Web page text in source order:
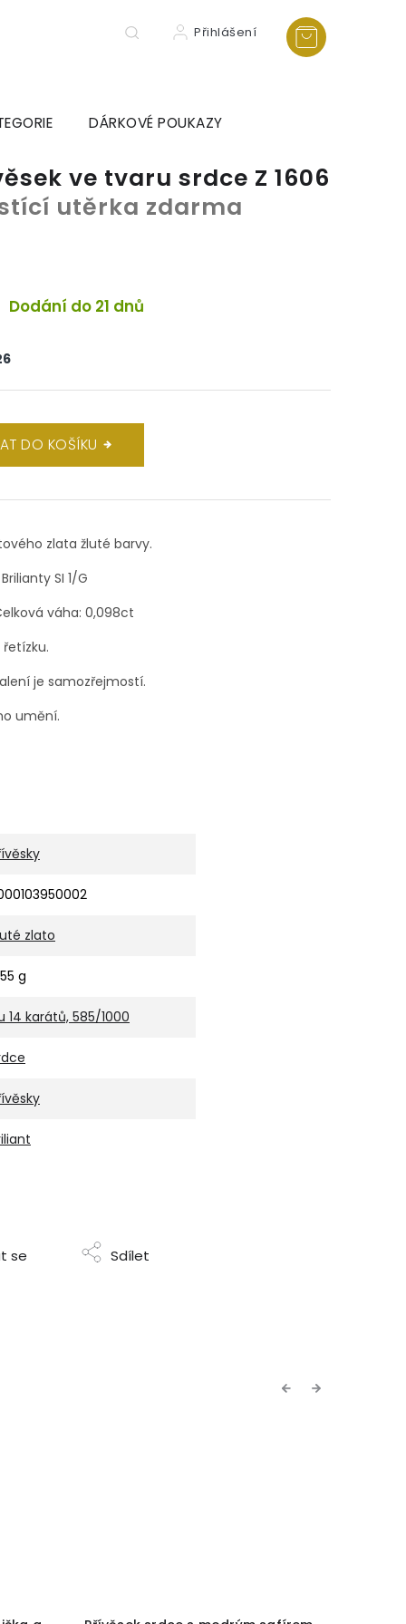
Přihlášení
DÁRKOVÉ POUKAZY
ve tvaru srdce Z 1606
utěrka zdarma
Dodání do 21 dnů
DO KOŠÍKU
zlata žluté barvy.
SI 1/G
váha: 0,098ct
řetízku.
je samozřejmostí.
umění.
zlato
g
14 karátů, 585/1000
se Sdílet
Previous
Next